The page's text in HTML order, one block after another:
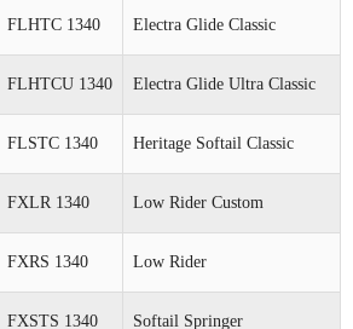
FLHTC 1340 Electra Glide Classic
FLHTCU 1340 Electra Glide Ultra Classic
FLSTC 1340 Heritage Softail Classic
FXLR 1340 Low Rider Custom
FXRS 1340 Low Rider
FXSTS 1340 Softail Springer